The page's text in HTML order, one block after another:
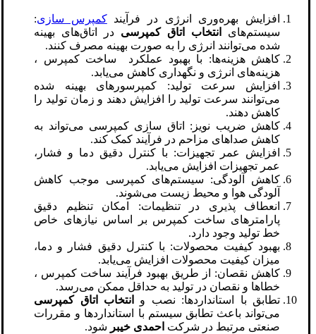
افزایش بهره‌وری انرژی در فرآیندکمپرس سازی:
سیستم‌های
انتخاب اتاق کمپرسی در اتاق‌های بهینه
شده می‌توانند انرژی را به صورت بهینه مصرف کنند.
کاهش هزینه‌ها: با بهبود عملکرد ساخت کمپرس ،
هزینه‌های انرژی و نگهداری کاهش می‌یابد.
افزایش سرعت تولید: کمپرسورهای بهینه شده
می‌توانند سرعت تولید را افزایش دهند و زمان تولید را
کاهش دهند.
کاهش ضریب نویز: اتاق سازی کمپرسی می‌تواند به
کاهش صداهای مزاحم در فرآیند کمک کند.
افزایش عمر تجهیزات: با کنترل دقیق دما و فشار،
عمر تجهیزات افزایش می‌یابد.
کاهش آلودگی: سیستم‌های کمپرسی موجب کاهش
آلودگی هوا و محیط زیست می‌شوند.
انعطاف پذیری در تنظیمات: امکان تنظیم دقیق
پارامترهای ساخت کمپرس بر اساس نیازهای خاص
خط تولید وجود دارد.
بهبود کیفیت محصولات: با کنترل دقیق فشار و دما،
میزان کیفیت محصولات افزایش می‌یابد.
کاهش نقصان: از طریق بهبود فرآیند ساخت کمپرس ،
خطاها و نقصان در تولید به حداقل ممکن می‌رسد.
تطابق با استانداردها: نصب و
انتخاب اتاق کمپرسی
می‌تواند باعث تطابق سیستم با استانداردها و مقررات
صنعتی مرتبط در شرکت احمدی خیبر شود.